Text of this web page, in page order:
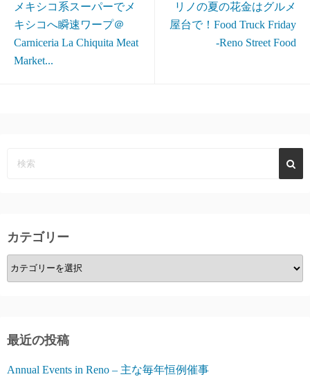
メキシコ系スーパーでメ
キシコへ瞬速ワープ＠
Carniceria La Chiquita Meat
Market...
リノの夏の花金はグルメ
屋台で！Food Truck Friday
-Reno Street Food
カテゴリー
カ
テ
ー
最近の投稿
Annual Events in Reno – 主な毎年恒例催事